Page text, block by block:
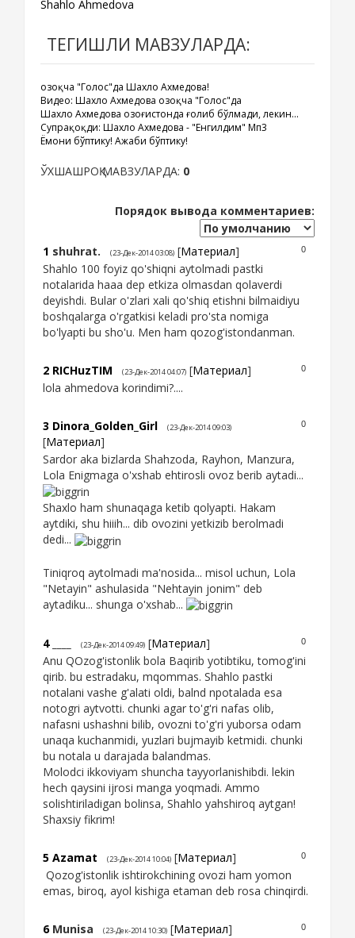
Shahlo Ahmedova
ТЕГИШЛИ МАВЗУЛАРДА:
Қозоқча "Голос"да Шахло Ахмедова!
Видео: Шахло Ахмедова Қозоқча "Голос"да
Шахло Ахмедова Қозоғистонда ғолиб бўлмади, лекин...
Супрақоқди: Шахло Ахмедова - "Енгилдим" Мп3
Ёмони бўптику! Ажаби бўптику!
ЎХШАШРОҚ МАВЗУЛАРДА: 0
Порядок вывода комментариев:
0
1 shuhrat. (23-Дек-2014 03:08) [Материал]
Shahlo 100 foyiz qo'shiqni aytolmadi pastki
notalarida haaa dep etkiza olmasdan qolaverdi
deyishdi. Bular o'zlari xali qo'shiq etishni bilmaidiyu
boshqalarga o'rgatkisi keladi pro'sta nomiga
bo'lyapti bu sho'u. Men ham qozog'istondanman.
0
2 RICHuzTIM (23-Дек-2014 04:07) [Материал]
lola ahmedova korindimi?....
0
3 Dinora_Golden_Girl (23-Дек-2014 09:03)
[Материал]
Sardor aka bizlarda Shahzoda, Rayhon, Manzura,
Lola Enigmaga o'xshab ehtirosli ovoz berib aytadi...
Shaxlo ham shunaqaga ketib qolyapti. Hakam
aytdiki, shu hiiih... dib ovozini yetkizib berolmadi
dedi...
Tiniqroq aytolmadi ma'nosida... misol uchun, Lola
"Netayin" ashulasida "Nehtayin jonim" deb
aytadiku... shunga o'xshab...
0
4 (23-Дек-2014 09:49) [Материал]
Anu QOzog'istonlik bola Baqirib yotibtiku, tomog'ini
qirib. bu estradaku, mqommas. Shahlo pastki
notalani vashe g'alati oldi, balnd npotalada esa
notogri aytvotti. chunki agar to'g'ri nafas olib,
nafasni ushashni bilib, ovozni to'g'ri yuborsa odam
unaqa kuchanmidi, yuzlari bujmayib ketmidi. chunki
bu notala u darajada balandmas.
Molodci ikkoviyam shuncha tayyorlanishibdi. lekin
hech qaysini ijrosi manga yoqmadi. Ammo
solishtiriladigan bolinsa, Shahlo yahshiroq aytgan!
Shaxsiy fikrim!
0
5 Azamat (23-Дек-2014 10:04) [Материал]
Qozog'istonlik ishtirokchining ovozi ham yomon
emas, biroq, ayol kishiga etaman deb rosa chinqirdi.
0
6 Munisa (23-Дек-2014 10:30) [Материал]